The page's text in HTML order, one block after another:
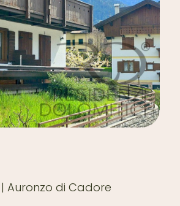
Auronzo di Cadore